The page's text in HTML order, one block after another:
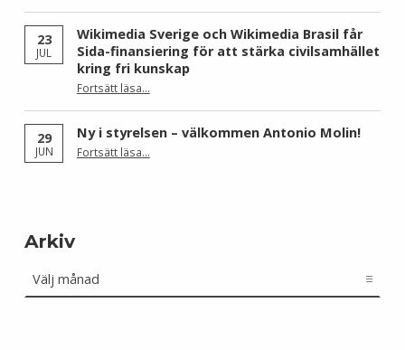
23
JUL
Wikimedia Sverige och Wikimedia Brasil får
Sida-finansiering för att stärka civilsamhället
kring fri kunskap
Fortsätt läsa“Wikimedia Sverige och Wikimedia Brasil får Sida-finansiering för att stärka civilsamhället kring fri kunskap”
…
29
JUN
Ny i styrelsen – välkommen Antonio Molin!
Fortsätt läsa“Ny i styrelsen – välkommen Antonio Molin!”
…
Arkiv